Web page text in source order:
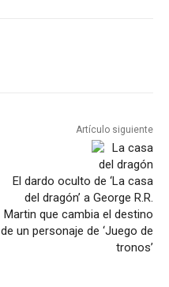
Artículo siguiente
El dardo oculto de ‘La casa
del dragón’ a George R.R.
Martin que cambia el destino
de un personaje de ‘Juego de
tronos’